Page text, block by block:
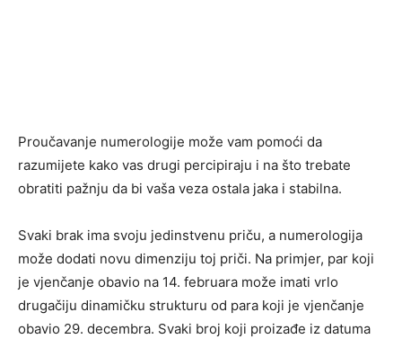
Proučavanje numerologije može vam pomoći da
razumijete kako vas drugi percipiraju i na što trebate
obratiti pažnju da bi vaša veza ostala jaka i stabilna.
Svaki brak ima svoju jedinstvenu priču, a numerologija
može dodati novu dimenziju toj priči. Na primjer, par koji
je vjenčanje obavio na 14. februara može imati vrlo
drugačiju dinamičku strukturu od para koji je vjenčanje
obavio 29. decembra. Svaki broj koji proizađe iz datuma